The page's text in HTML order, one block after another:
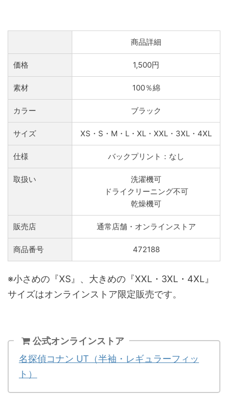
商品詳細
価格 1,500円
素材 100％綿
カラー ブラック
サイズ XS・S・M・L・XL・XXL・3XL・4XL
仕様 バックプリント：なし
取扱い
洗濯機可
ドライクリーニング不可
乾燥機可
販売店 通常店舗・オンラインストア
商品番号 472188
※小さめの『XS』、大きめの『XXL・3XL・4XL』
サイズはオンラインストア限定販売です。
公式オンラインストア
名探偵コナン UT（半袖・レギュラーフィッ
ト）